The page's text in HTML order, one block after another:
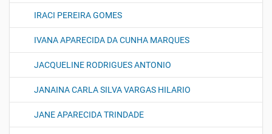
IRACI PEREIRA GOMES
IVANA APARECIDA DA CUNHA MARQUES
JACQUELINE RODRIGUES ANTONIO
JANAINA CARLA SILVA VARGAS HILARIO
JANE APARECIDA TRINDADE